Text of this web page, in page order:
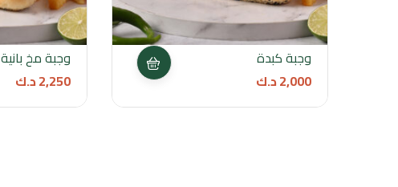
وجبة كبدة
2,000د.ك
وجبة مخ بانية
2,250د.ك